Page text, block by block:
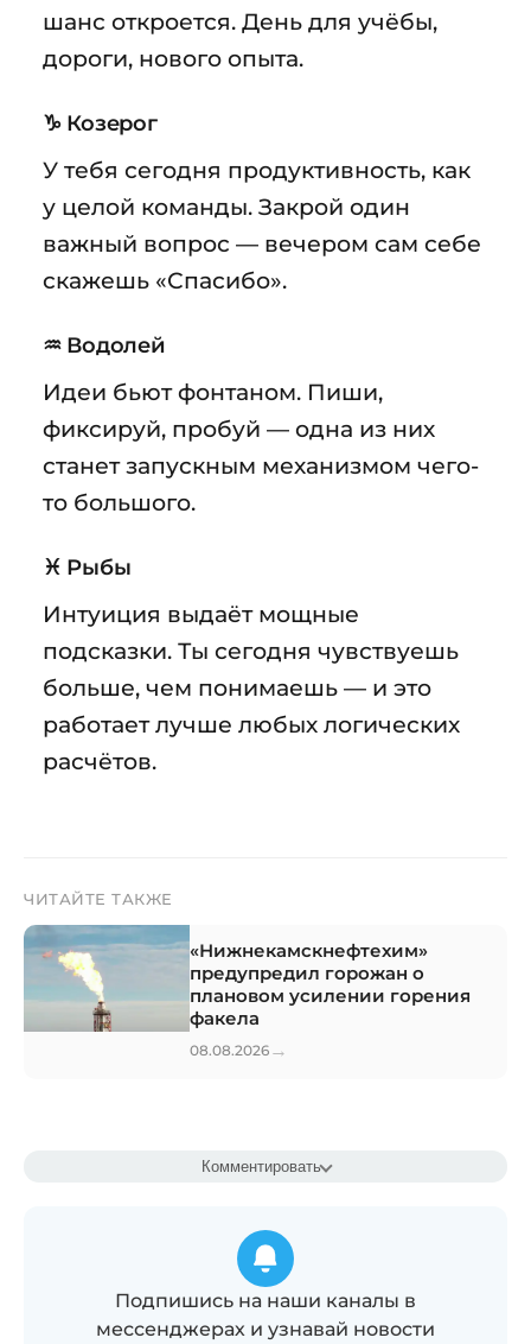
шанс откроется. День для учёбы,
дороги, нового опыта.
♑ Козерог
У тебя сегодня продуктивность, как
у целой команды. Закрой один
важный вопрос — вечером сам себе
скажешь «Спасибо».
♒ Водолей
Идеи бьют фонтаном. Пиши,
фиксируй, пробуй — одна из них
станет запускным механизмом чего-
то большого.
♓ Рыбы
Интуиция выдаёт мощные
подсказки. Ты сегодня чувствуешь
больше, чем понимаешь — и это
работает лучше любых логических
расчётов.
ЧИТАЙТЕ ТАКЖЕ
«Нижнекамскнефтехим»
предупредил горожан о
плановом усилении горения
факела
08.08.2026 →
Комментировать
Подпишись на наши каналы в
мессенджерах и узнавай новости